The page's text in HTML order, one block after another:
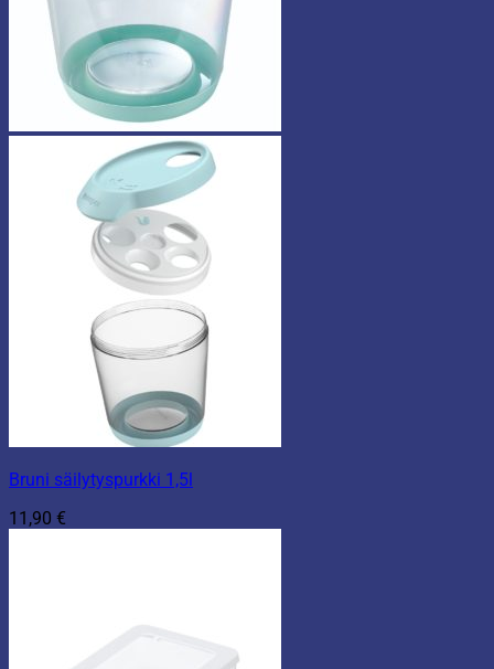
Bruni säilytyspurkki 1,5l
11,90 €